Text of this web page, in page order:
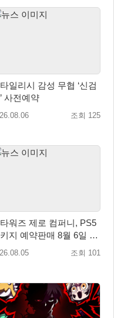
일리시 감성 무협 ‘신검
사전예약
조회 125
워즈 제로 컴퍼니, PS5
지 예약판매 8월 6일 시
8월 27일 국내 정식 발
조회 101